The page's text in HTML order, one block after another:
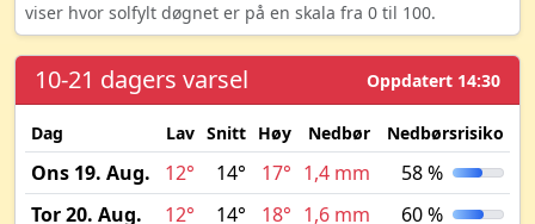
viser hvor solfylt døgnet er på en skala fra 0 til 100.
10-21 dagers varsel Oppdatert 14:30
Dag Lav Snitt Høy Nedbør Nedbørsrisiko
Ons 19. Aug. 12° 14° 17° 1,4 mm
58 %
Tor 20. Aug.
12° 14° 18° 1,6 mm
60 %